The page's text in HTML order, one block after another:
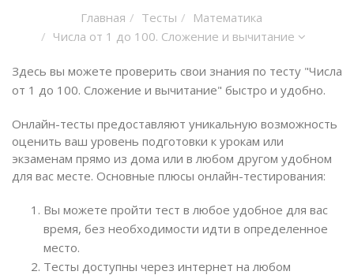
Главная Тесты
Математика
Числа от 1 до 100. Сложение и вычитание
Здесь вы можете проверить свои знания по тесту "Числа
от 1 до 100. Сложение и вычитание" быстро и удобно.
Онлайн-тесты предоставляют уникальную возможность
оценить ваш уровень подготовки к урокам или
экзаменам прямо из дома или в любом другом удобном
для вас месте. Основные плюсы онлайн-тестирования:
Вы можете пройти тест в любое удобное для вас
время, без необходимости идти в определенное
место.
Тесты доступны через интернет на любом